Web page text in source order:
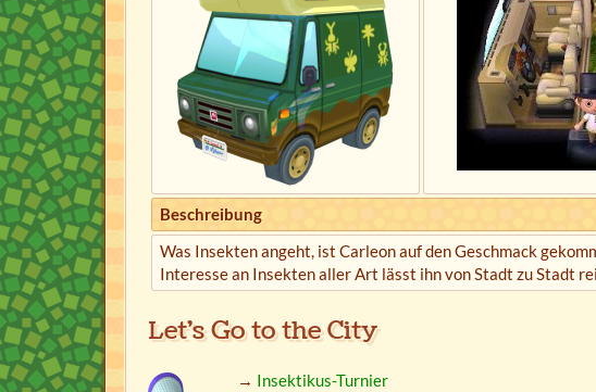
Beschreibung
Was Insekten angeht, ist Carleon auf den Geschmack
Interesse an Insekten aller Art lässt ihn von Stadt zu Stadt
Let's Go to the City
→ Insektikus-Turnier